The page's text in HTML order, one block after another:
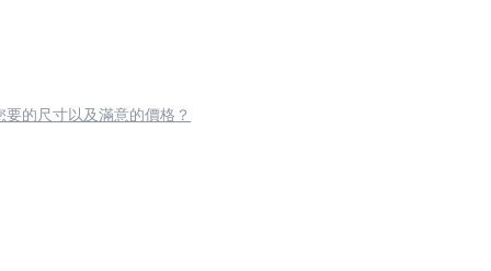
要的尺寸以及滿意的價格？